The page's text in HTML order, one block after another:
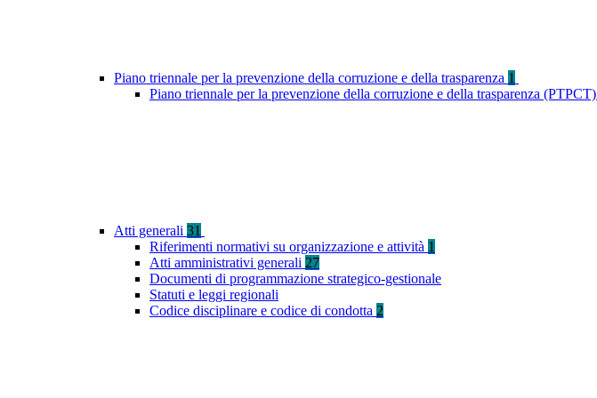
Piano triennale per la prevenzione della corruzione e della trasparenza 1
Piano triennale per la prevenzione della corruzione e della trasparenza (PTPCT)
Atti generali 31
Riferimenti normativi su organizzazione e attività 1
Atti amministrativi generali 27
Documenti di programmazione strategico-gestionale
Statuti e leggi regionali
Codice disciplinare e codice di condotta 2